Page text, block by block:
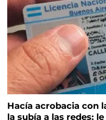
Hacía acrobacia con
la subía a las redes: